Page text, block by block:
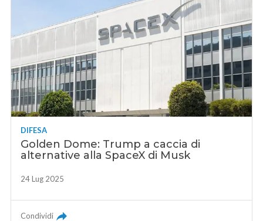
DIFESA
Golden Dome: Trump a caccia di
alternative alla SpaceX di Musk
24 Lug 2025
Condividi